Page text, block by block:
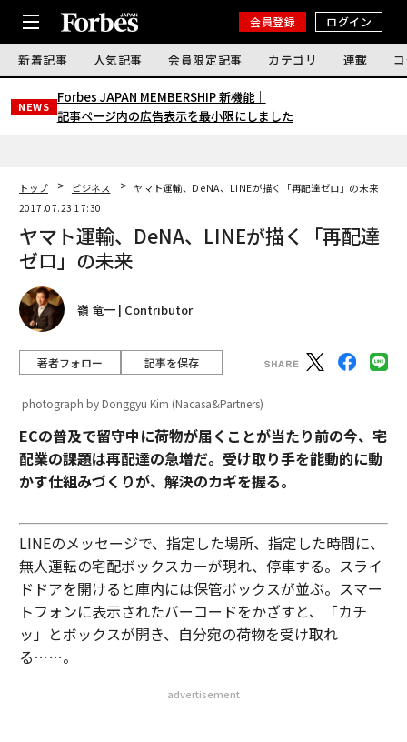
会員登録 ログイン
新着記事 人気記事 会員限定記事 カテゴリ 連載
NEWS
Forbes JAPAN MEMBERSHIP 新機能｜
記事ページ内の広告表示を最小限にしました
トップ ビジネス
ヤマト運輸、DeNA、LINEが描く「再配達ゼロ」の未来
2017.07.23 17:30
ヤマト運輸、DeNA、LINEが描く「再配達
ゼロ」の未来
嶺 竜一 | Contributor
著者フォロー 記事を保存
photograph by Donggyu Kim (Nacasa&Partners)
ECの普及で留守中に荷物が届くことが当たり前の今、宅
配業の課題は再配達の急増だ。受け取り手を能動的に動
かす仕組みづくりが、解決のカギを握る。
LINEのメッセージで、指定した場所、指定した時間に、
無人運転の宅配ボックスカーが現れ、停車する。スライ
ドドアを開けると庫内には保管ボックスが並ぶ。スマー
トフォンに表示されたバーコードをかざすと、「カチ
ッ」とボックスが開き、自分宛の荷物を受け取れ
る……。
advertisement